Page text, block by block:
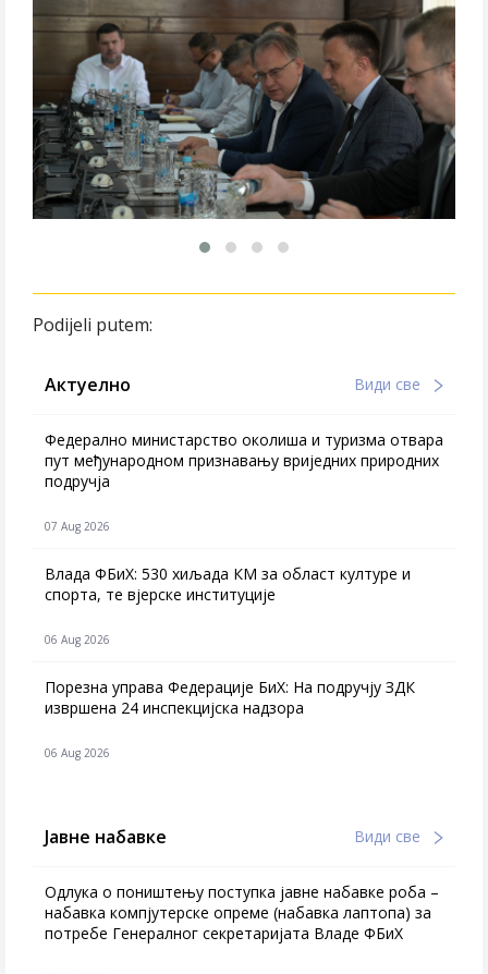
Podijeli putem:
Актуелно Види све
Федерално министарство околиша и туризма отвара
пут међународном признавању вриједних природних
подручја
07 Aug 2026
Влада ФБиХ: 530 хиљада КМ за област културе и
спорта, те вјерске институције
06 Aug 2026
Порезна управа Федерације БиХ: На подручју ЗДК
извршена 24 инспекцијска надзора
06 Aug 2026
Јавне набавке Види све
Одлука о поништењу поступка јавне набавке роба –
набавка компјутерске опреме (набавка лаптопа) за
потребе Генералног секретаријата Владе ФБиХ